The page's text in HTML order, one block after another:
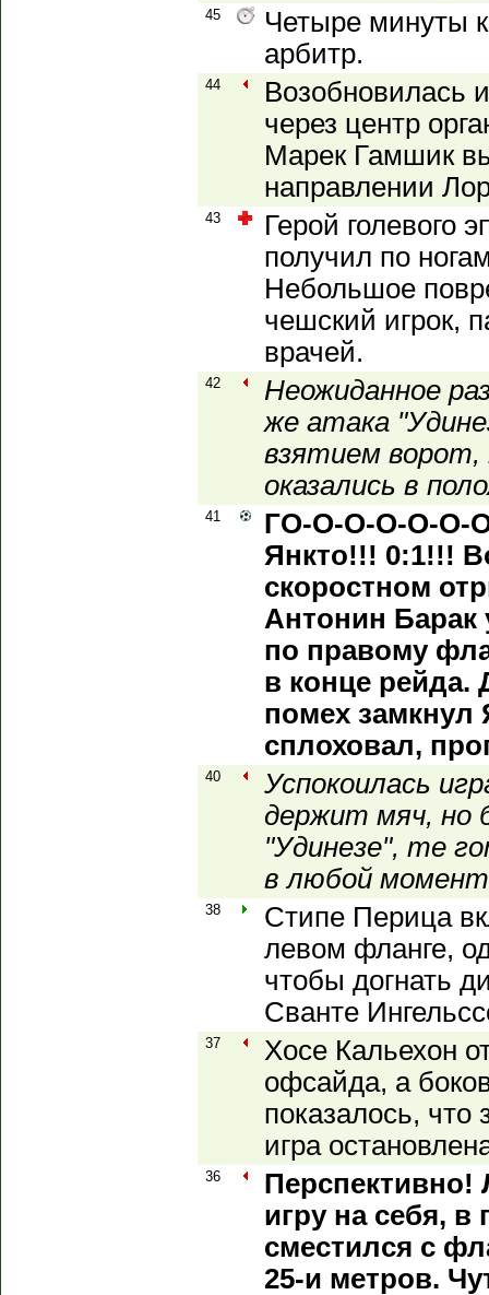
45
Четыре минуты
арбитр.
44
Возобновилась
через центр
Марек Гамшик
направлении
43
Герой голевого
получил по
Небольшое
чешский игрок,
врачей.
42
Неожиданное
же атака
взятием ворот,
оказались в
41
ГО-О-О-О-О-О-
Янкто!!! 0:1!!!
скоростном
Антонин Барак
по правому
в конце рейда.
помех замкнул
сплоховал,
40
Успокоилась
держит мяч, но
"Удинезе", те
в любой
38
Стипе Перица
левом фланге,
чтобы догнать
Сванте
37
Хосе Кальехон
офсайда, а
показалось, что
игра
36
Перспективно!
игру на себя,
сместился с
25-и метров.